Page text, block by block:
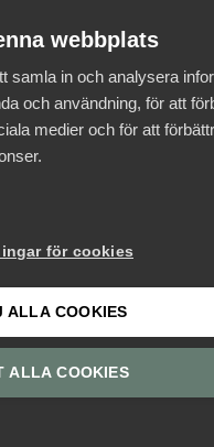
webbplats
samla in och analysera
och användning, för att
medier och för att
för cookies
ALLA COOKIES
ALLA COOKIES